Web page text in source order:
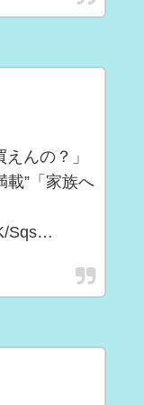
んの？」
載”「家族へ
Sqs…